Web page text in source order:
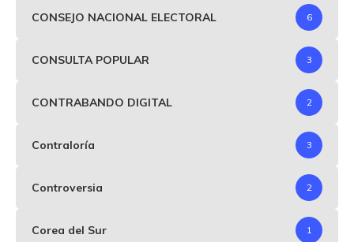
CONSEJO NACIONAL ELECTORAL 6
CONSULTA POPULAR 3
CONTRABANDO DIGITAL 2
Contraloría 3
Controversia 2
Corea del Sur 1